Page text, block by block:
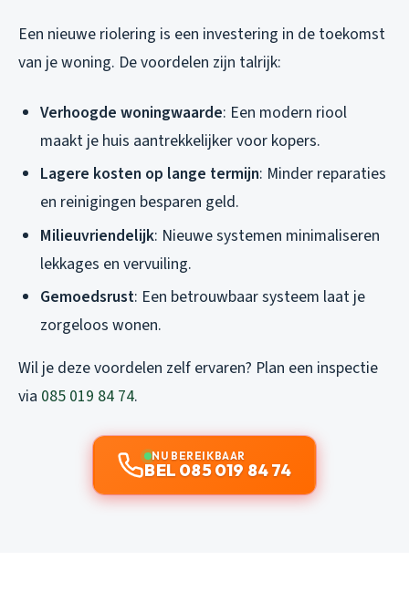
Een nieuwe riolering is een investering in de toekomst
van je woning. De voordelen zijn talrijk:
Verhoogde woningwaarde: Een modern riool
maakt je huis aantrekkelijker voor kopers.
Lagere kosten op lange termijn: Minder reparaties
en reinigingen besparen geld.
Milieuvriendelijk: Nieuwe systemen minimaliseren
lekkages en vervuiling.
Gemoedsrust: Een betrouwbaar systeem laat je
zorgeloos wonen.
Wil je deze voordelen zelf ervaren? Plan een inspectie
via 085 019 84 74.
NU BEREIKBAAR
BEL 085 019 84 74